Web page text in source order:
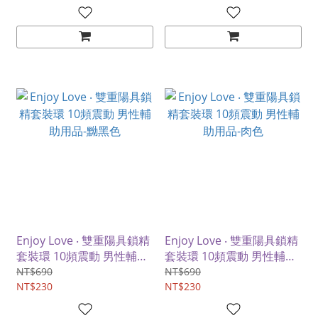
Enjoy Love ‧ 雙重陽具鎖精
套裝環 10頻震動 男性輔助
用品-黝黑色
NT$690
NT$230
Enjoy Love ‧ 雙重陽具鎖精
套裝環 10頻震動 男性輔助
用品-肉色
NT$690
NT$230